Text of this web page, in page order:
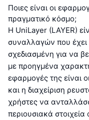
Ποιες είναι οι
πραγματικό κόσμο;
Η UniLayer (LAYER)
συναλλαγών που έχει
σχεδιασμένη για να
με προηγμένα
εφαρμογές της είναι
και η διαχείριση
χρήστες να
περιουσιακά